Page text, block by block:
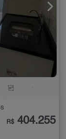
R$ 404.255